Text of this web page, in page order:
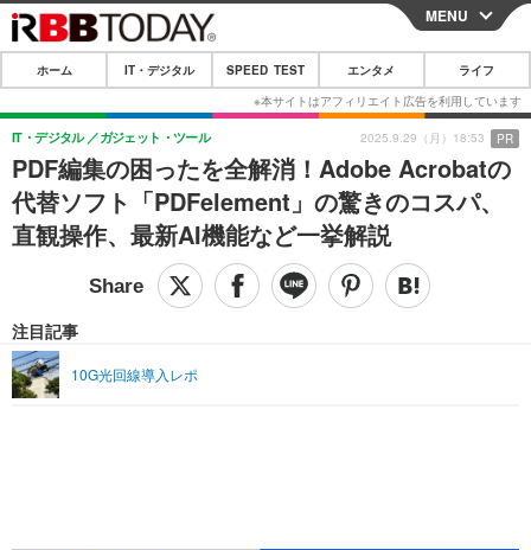
CLOSE
ホーム
IT・デジタル
IT・デジタルTOP スマートフォン
ネタ ガジェット・ツール
ショッピング その他
SPEED TEST
エンタメ
エンタメTOP 映画・ドラマ
音楽
ペット
リリース一覧
プッシュ通知の停止方法
MENU
ホーム IT・デジタル SPEED TEST エンタメ ライフ
PDF編集の困ったを全解消！Adobe Acrobatの
代替ソフト「PDFelement」の驚きのコスパ、
直観操作、最新AI機能など一挙解説
IT・デジタル ガジェット・ツール
注目記事
10G光回線導入レポ
2025.9.29（月）18:53 PR